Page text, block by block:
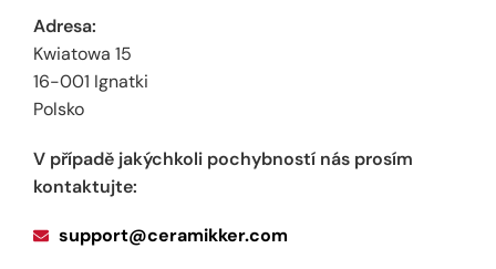
Adresa:
Kwiatowa 15
16-001 Ignatki
Polsko
V případě jakýchkoli pochybností nás prosím
kontaktujte:
support@ceramikker.com